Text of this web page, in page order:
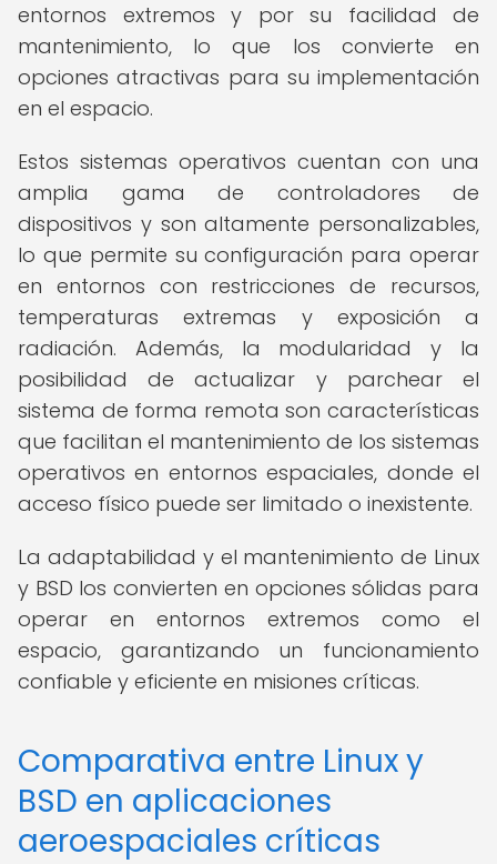
entornos extremos y por su facilidad de
mantenimiento, lo que los convierte en
opciones atractivas para su implementación
en el espacio.
Estos sistemas operativos cuentan con una
amplia gama de controladores de
dispositivos y son altamente personalizables,
lo que permite su configuración para operar
en entornos con restricciones de recursos,
temperaturas extremas y exposición a
radiación. Además, la modularidad y la
posibilidad de actualizar y parchear el
sistema de forma remota son características
que facilitan el mantenimiento de los sistemas
operativos en entornos espaciales, donde el
acceso físico puede ser limitado o inexistente.
La adaptabilidad y el mantenimiento de Linux
y BSD los convierten en opciones sólidas para
operar en entornos extremos como el
espacio, garantizando un funcionamiento
confiable y eficiente en misiones críticas.
Comparativa entre Linux y
BSD en aplicaciones
aeroespaciales críticas